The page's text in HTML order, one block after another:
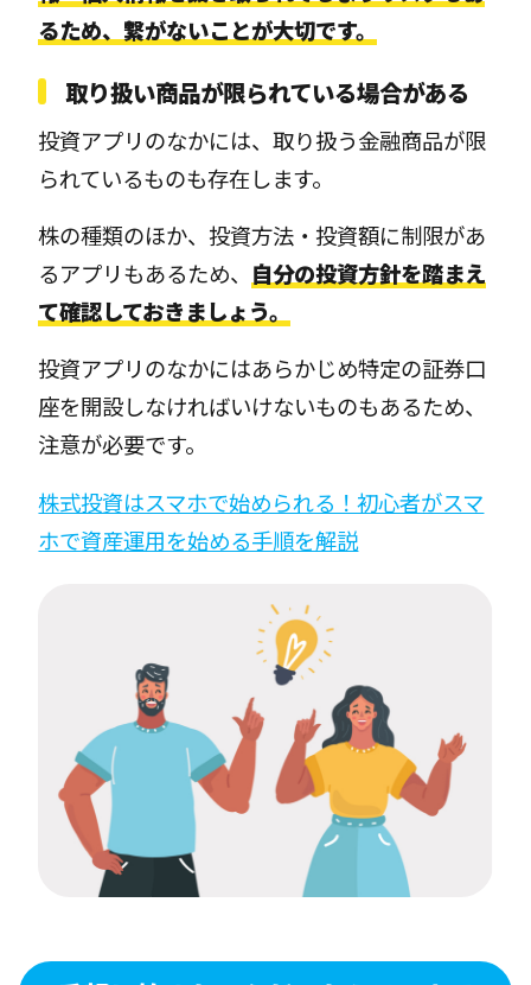
るため、繋がないことが大切です。
取り扱い商品が限られている場合がある
投資アプリのなかには、取り扱う金融商品が限
られているものも存在します。
株の種類のほか、投資方法・投資額に制限があ
るアプリもあるため、 自分の投資方針を踏まえ
て確認しておきましょう。
投資アプリのなかにはあらかじめ特定の証券口
座を開設しなければいけないものもあるため、
注意が必要です。
株式投資はスマホで始められる！初心者がスマ
ホで資産運用を始める手順を解説